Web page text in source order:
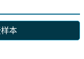
本